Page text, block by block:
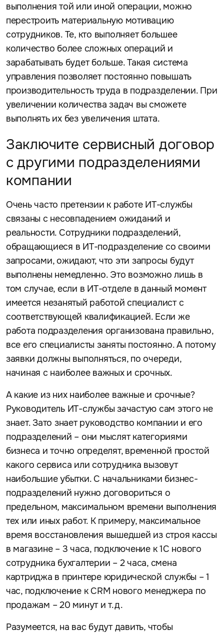
выполнения той или иной операции, можно
перестроить материальную мотивацию
сотрудников. Те, кто выполняет большее
количество более сложных операций и
зарабатывать будет больше. Такая система
управления позволяет постоянно повышать
производительность труда в подразделении. При
увеличении количества задач вы сможете
выполнять их без увеличения штата.
Заключите сервисный договор
с другими подразделениями
компании
Очень часто претензии к работе ИТ-службы
связаны с несовпадением ожиданий и
реальности. Сотрудники подразделений,
обращающиеся в ИТ-подразделение со своими
запросами, ожидают, что эти запросы будут
выполнены немедленно. Это возможно лишь в
том случае, если в ИТ-отделе в данный момент
имеется незанятый работой специалист с
соответствующей квалификацией. Если же
работа подразделения организована правильно,
все его специалисты заняты постоянно. А потому
заявки должны выполняться, по очереди,
начиная с наиболее важных и срочных.
А какие из них наиболее важные и срочные?
Руководитель ИТ-службы зачастую сам этого не
знает. Зато знает руководство компании и его
подразделений – они мыслят категориями
бизнеса и точно определят, временной простой
какого сервиса или сотрудника вызовут
наибольшие убытки. С начальниками бизнес-
подразделений нужно договориться о
предельном, максимальном времени выполнения
тех или иных работ. К примеру, максимальное
время восстановления вышедшей из строя кассы
в магазине – 3 часа, подключение к 1С нового
сотрудника бухгалтерии – 2 часа, смена
картриджа в принтере юридической службы – 1
час, подключение к CRM нового менеджера по
продажам – 20 минут и т.д.
Разумеется, на вас будут давить, чтобы